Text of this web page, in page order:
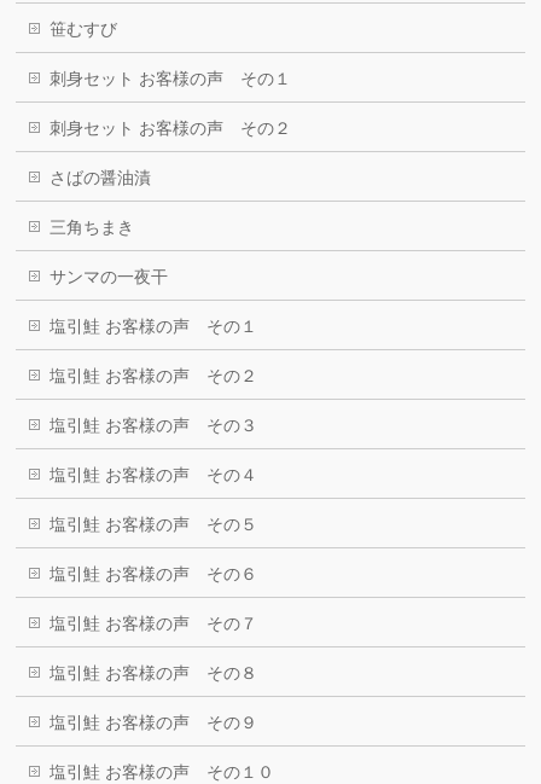
笹むすび
刺身セット お客様の声 その１
刺身セット お客様の声 その２
さばの醤油漬
三角ちまき
サンマの一夜干
塩引鮭 お客様の声 その１
塩引鮭 お客様の声 その２
塩引鮭 お客様の声 その３
塩引鮭 お客様の声 その４
塩引鮭 お客様の声 その５
塩引鮭 お客様の声 その６
塩引鮭 お客様の声 その７
塩引鮭 お客様の声 その８
塩引鮭 お客様の声 その９
塩引鮭 お客様の声 その１０